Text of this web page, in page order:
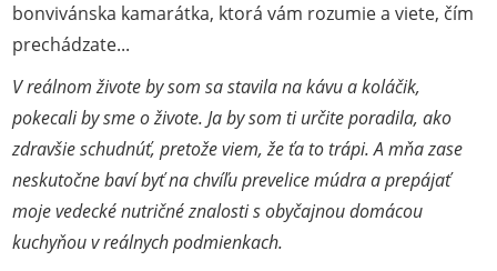
bonvivánska kamarátka, ktorá vám rozumie a viete, čím
prechádzate...
V reálnom živote by som sa stavila na kávu a koláčik,
pokecali by sme o živote. Ja by som ti určite poradila, ako
zdravšie schudnúť, pretože viem, že ťa to trápi. A mňa zase
neskutočne baví byť na chvíľu prevelice múdra a prepájať
moje vedecké nutričné znalosti s obyčajnou domácou
kuchyňou v reálnych podmienkach.